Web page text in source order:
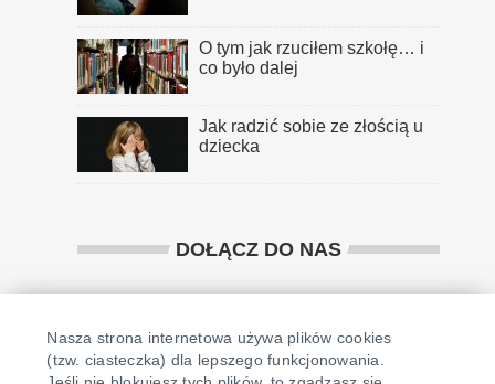
O tym jak rzuciłem szkołę… i
co było dalej
Jak radzić sobie ze złością u
dziecka
DOŁĄCZ DO NAS
Nasza strona internetowa używa plików cookies
(tzw. ciasteczka) dla lepszego funkcjonowania.